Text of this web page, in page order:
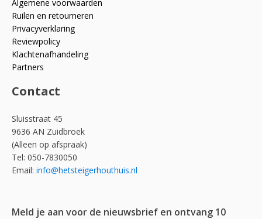
Algemene voorwaarden
Ruilen en retourneren
Privacyverklaring
Reviewpolicy
Klachtenafhandeling
Partners
Contact
Sluisstraat 45
9636 AN Zuidbroek
(Alleen op afspraak)
Tel: 050-7830050
Email: info@hetsteigerhouthuis.nl
Meld je aan voor de nieuwsbrief en ontvang 10